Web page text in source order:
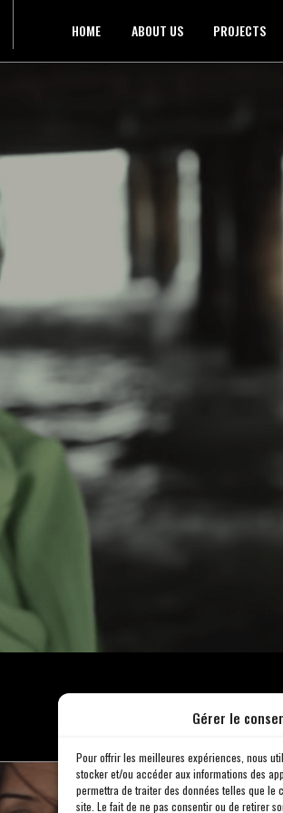
Gérer le
Pour offrir les meilleures expériences, nous
stocker et/ou accéder aux informations des
permettra de traiter des données telles que le
site. Le fait de ne pas consentir ou de retirer
HOME ABOUT US PROJECTS